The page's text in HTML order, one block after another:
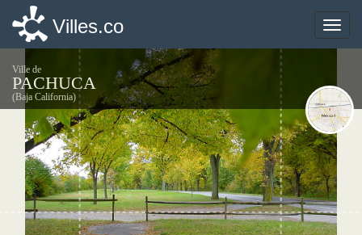
Toggle
Villes.co
Ville de
PACHUCA
(Baja California)
Toggle
Villes.co